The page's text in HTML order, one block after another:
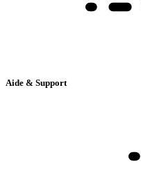
Aide & Support